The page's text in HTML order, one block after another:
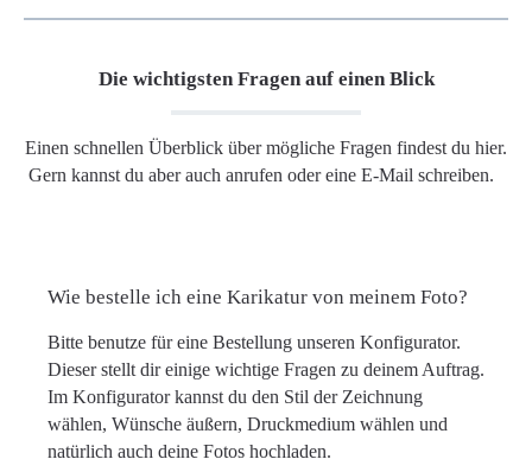
Die wichtigsten Fragen auf einen Blick
Einen schnellen Überblick über mögliche Fragen findest du hier.
Gern kannst du aber auch anrufen oder eine E-Mail schreiben.
Wie bestelle ich eine Karikatur von meinem Foto?
Bitte benutze für eine Bestellung unseren Konfigurator.
Dieser stellt dir einige wichtige Fragen zu deinem Auftrag.
Im Konfigurator kannst du den Stil der Zeichnung
wählen, Wünsche äußern, Druckmedium wählen und
natürlich auch deine Fotos hochladen.